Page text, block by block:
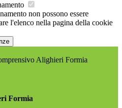
non possono essere
l'elenco nella pagina della cookie
Alighieri Formia
Formia